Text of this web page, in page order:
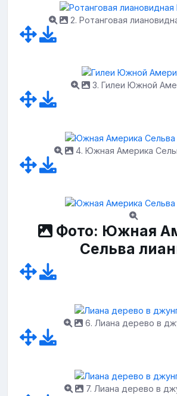
2. Ротанговая
3. Гилеи Южной
4. Южная Америка
Фото: Южная
Сельва
6. Лиана дерево в
7. Лиана дерево в